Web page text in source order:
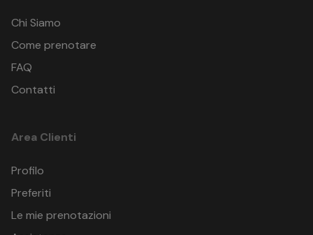
Chi Siamo
Come prenotare
FAQ
Contatti
Area Clienti
Profilo
Preferiti
Le mie prenotazioni